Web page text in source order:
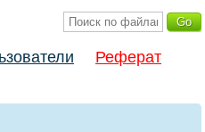
Реферат